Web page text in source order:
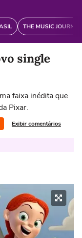
THE MUSIC
single
faixa inédita que
Pixar.
Exibir comentários